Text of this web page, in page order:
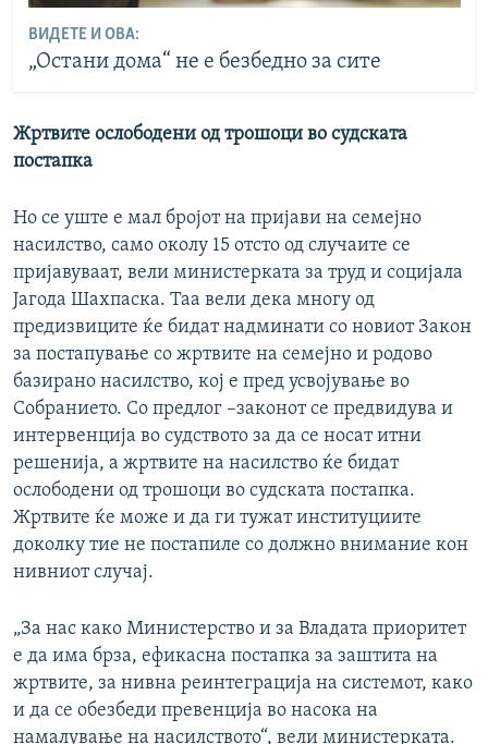
ВИДЕТЕ И ОВА:
„Остани дома“ не е безбедно за сите
Жртвите ослободени од трошоци во судската
постапка
Но се уште е мал бројот на пријави на семејно
насилство, само околу 15 отсто од случаите се
пријавуваат, вели министерката за труд и социјала
Јагода Шахпаска. Таа вели дека многу од
предизвиците ќе бидат надминати со новиот Закон
за постапување со жртвите на семејно и родово
базирано насилство, кој е пред усвојување во
Собранието. Со предлог –законот се предвидува и
интервенција во судството за да се носат итни
решенија, а жртвите на насилство ќе бидат
ослободени од трошоци во судската постапка.
Жртвите ќе може и да ги тужат институциите
доколку тие не постапиле со должно внимание кон
нивниот случај.
„За нас како Министерство и за Владата приоритет
е да има брза, ефикасна постапка за заштита на
жртвите, за нивна реинтеграција на системот, како
и да се обезбеди превенција во насока на
намалување на насилството“, вели министерката.